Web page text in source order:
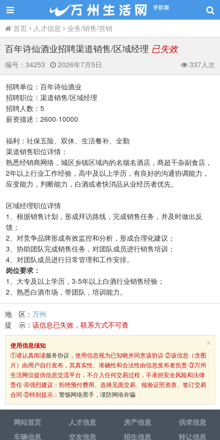
首页 人才信息 业务/销售/营销
百年诗仙酒业招聘渠道销售/区域经理 已失效
编号： 34253 2026年7月5日 337人次
招聘单位：百年诗仙酒业
招聘职位：渠道销售/区域经理
招聘人数：5
薪资描述：2600-10000
福利：社保五险、双休、生活餐补、全勤
渠道销售职位详情：
熟悉经销商网络，城区乡镇区域内的名烟名酒店，商超干杂副食店，
2年以上行业工作经验，高中及以上学历，有良好的沟通协调能力，
应变能力，判断能力，白酒或者快消品从业经历者优先。
区域经理职位详情
1、根据销售计划，形成拜访路线，完成销售任务，并及时做出反
馈；
2、对竞争品牌形成有效监控和分析，形成合理化建议；
3、协助团队完成销售任务，对团队成员进行销售培训；
4、对团队成员进行日常管理和工作安排。
岗位要求：
1、大专及以上学历，3-5年以上白酒行业销售经验；
2、熟悉白酒市场，带团队，培训能力。
地 区： 万州
提 示： 该信息已失效，联系方式不可查
×
使用信息须知
①请认真阅读服务协议 ，使用信息视为已知晓并同意该协议 ②该信息（含图
片）由用户自行发布，其真实性、准确性和合法性由信息发布者负责 ③万州
生活网仅提供信息交流平台，不介入任何交易过程，不承担安全风险和法律
责任 ④强烈建议：拒绝预付费用、选择见面交易、核验证照资质、签订交易
合同 ⑤特别提示： 警惕网络黑手，谨防网络诈骗
网站首页 人才信息 房产信息
供求信息
车辆信息
交友信息 招生信息 转让信息